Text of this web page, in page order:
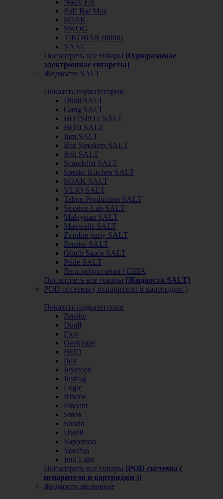
Puff Bar Max
SOAK
SWOG
TIKOBAR (8000)
VAAL
Посмотреть все товары [Одноразовые
электронные сигареты]
Жидкости SALT
Показать подкатегории
Duall SALT
Gang SALT
HOTSPOT SALT
HQD SALT
Jam SALT
Red Smokers SALT
Rell SALT
Scandalist SALT
Smoke Kitchen SALT
SOAK SALT
VLIQ SALT
Taboo Production SALT
Voodoo Lab SALT
Malaysian SALT
Maxwells SALT
Zombie party SALT
Brusko SALT
Glitch Sauce SALT
Pride SALT
Великобритания / США
Посмотреть все товары [Жидкости SALT]
POD системы ( испарители и картриджи )
Показать подкатегории
Brusko
Duall
Ejoy
Geekvape
HQD
iJoy
Joyetech
Justfog
Logic
Rincoe
Smoant
Smok
Suorin
Uwell
Vaporesso
VooPoo
Juul Labs
Посмотреть все товары [POD системы (
испарители и картриджи )]
Жидкости щелочные